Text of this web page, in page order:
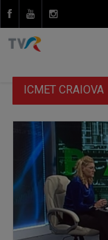
ICMET CRAIOVA